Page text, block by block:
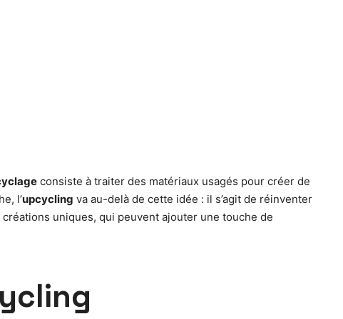
consiste à traiter des matériaux usagés pour créer de
l’upcycling va au-delà de cette idée : il s’agit de réinventer
uniques, qui peuvent ajouter une touche de